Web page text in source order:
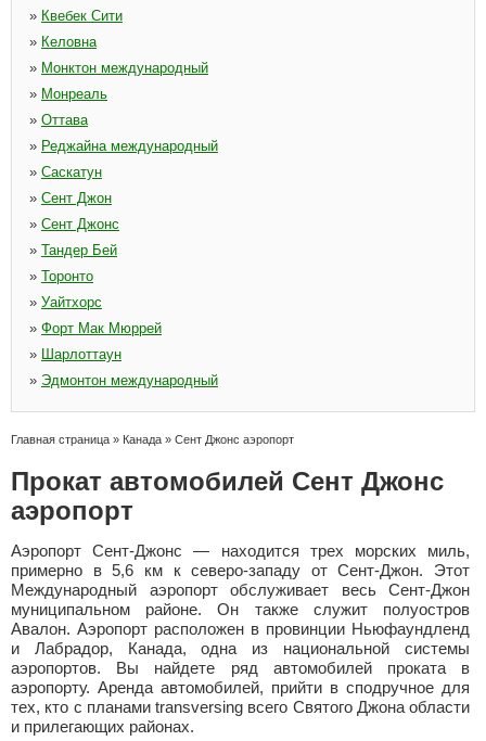
» Квебек Сити
» Келовна
» Монктон международный
» Монреаль
» Оттава
» Реджайна международный
» Саскатун
» Сент Джон
» Сент Джонс
» Тандер Бей
» Торонто
» Уайтхорс
» Форт Мак Мюррей
» Шарлоттаун
» Эдмонтон международный
Главная страница » Канада » Сент Джонс аэропорт
Прокат автомобилей Сент Джонс
аэропорт
Аэропорт Сент-Джонс — находится трех морских миль,
примерно в 5,6 км к северо-западу от Сент-Джон. Этот
Международный аэропорт обслуживает весь Сент-Джон
муниципальном районе. Он также служит полуостров
Авалон. Аэропорт расположен в провинции Ньюфаундленд
и Лабрадор, Канада, одна из национальной системы
аэропортов. Вы найдете ряд автомобилей проката в
аэропорту. Аренда автомобилей, прийти в сподручное для
тех, кто с планами transversing всего Святого Джона области
и прилегающих районах.